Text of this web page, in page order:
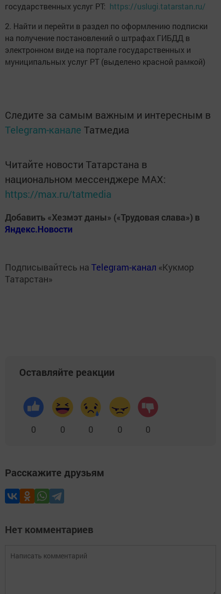
государственных услуг РТ: https://uslugi.tatarstan.ru/
2. Найти и перейти в раздел по оформлению подписки
на получение постановлений о штрафах ГИБДД в
электронном виде на портале государственных и
муниципальных услуг РТ (выделено красной рамкой)
Следите за самым важным и интересным в
Telegram-канале Татмедиа
Читайте новости Татарстана в
национальном мессенджере MАХ:
https://max.ru/tatmedia
Добавить «Хезмэт даны» («Трудовая слава») в
Яндекс.Новости
Подписывайтесь на Telegram-канал «Кукмор
Татарстан»
Оставляйте реакции
0 0 0 0 0
Расскажите друзьям
Нет комментариев